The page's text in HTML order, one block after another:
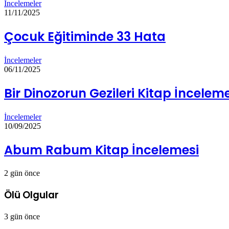
İncelemeler
11/11/2025
Çocuk Eğitiminde 33 Hata
İncelemeler
06/11/2025
Bir Dinozorun Gezileri Kitap
İncelemeler
10/09/2025
Abum Rabum Kitap İncelemesi
2 gün önce
Ölü Olgular
3 gün önce